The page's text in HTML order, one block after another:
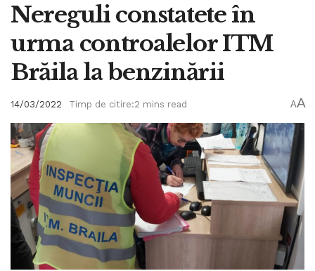
Nereguli constatete în
urma controalelor ITM
Brăila la benzinării
14/03/2022 Timp de citire:2 mins read AA